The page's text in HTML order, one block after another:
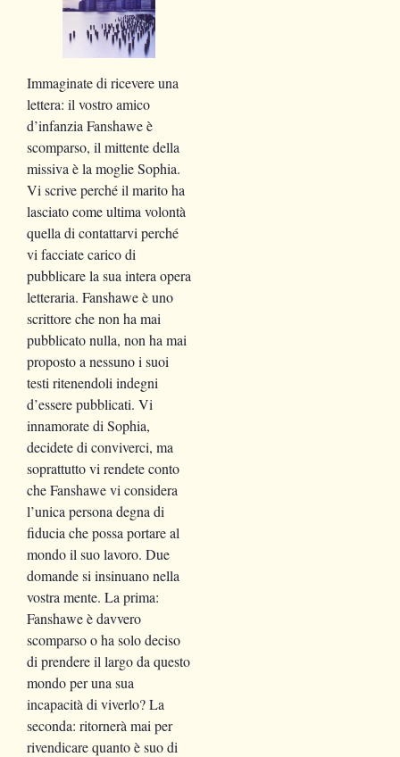
Immaginate di ricevere una
lettera: il vostro amico
d’infanzia Fanshawe è
scomparso, il mittente della
missiva è la moglie Sophia.
Vi scrive perché il marito ha
lasciato come ultima volontà
quella di contattarvi perché
vi facciate carico di
pubblicare la sua intera opera
letteraria. Fanshawe è uno
scrittore che non ha mai
pubblicato nulla, non ha mai
proposto a nessuno i suoi
testi ritenendoli indegni
d’essere pubblicati. Vi
innamorate di Sophia,
decidete di conviverci, ma
soprattutto vi rendete conto
che Fanshawe vi considera
l’unica persona degna di
fiducia che possa portare al
mondo il suo lavoro. Due
domande si insinuano nella
vostra mente. La prima:
Fanshawe è davvero
scomparso o ha solo deciso
di prendere il largo da questo
mondo per una sua
incapacità di viverlo? La
seconda: ritornerà mai per
rivendicare quanto è suo di